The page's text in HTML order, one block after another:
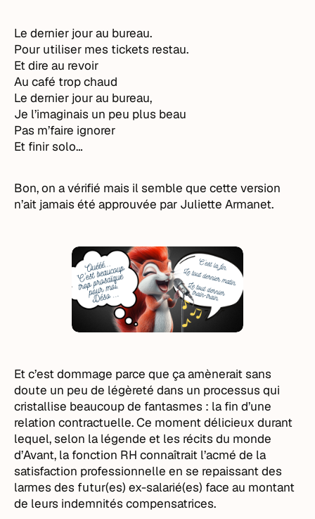
Le dernier jour au bureau.
Pour utiliser mes tickets restau.
Et dire au revoir
Au café trop chaud
Le dernier jour au bureau,
Je l’imaginais un peu plus beau
Pas m’faire ignorer
Et finir solo…
Bon, on a vérifié mais il semble que cette version
n’ait jamais été approuvée par Juliette Armanet.
Et c’est dommage parce que ça amènerait sans
doute un peu de légèreté dans un processus qui
cristallise beaucoup de fantasmes : la fin d’une
relation contractuelle. Ce moment délicieux durant
lequel, selon la légende et les récits du monde
d’Avant, la fonction RH connaîtrait l’acmé de la
satisfaction professionnelle en se repaissant des
larmes des futur(es) ex-salarié(es) face au montant
de leurs indemnités compensatrices.